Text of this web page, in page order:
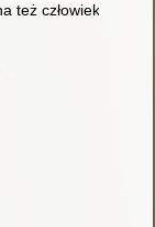
też człowiek